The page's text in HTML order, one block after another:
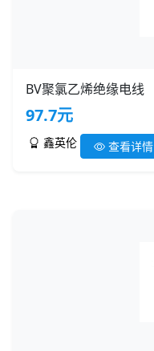
BV聚氯乙烯绝缘电线
97.7元
鑫英伦 查看详情